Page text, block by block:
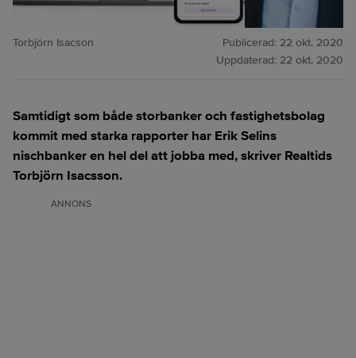
Torbjörn Isacson Publicerad: 22 okt. 2020
Uppdaterad: 22 okt. 2020
Samtidigt som både storbanker och fastighetsbolag
kommit med starka rapporter har Erik Selins
nischbanker en hel del att jobba med, skriver Realtids
Torbjörn Isacsson.
ANNONS